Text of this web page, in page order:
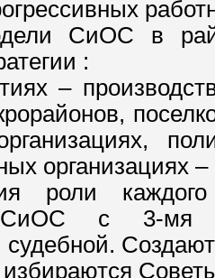
СиОС в
:
–
организациях
роли каждого
СиОС с 3-мя
судебной.
избираются